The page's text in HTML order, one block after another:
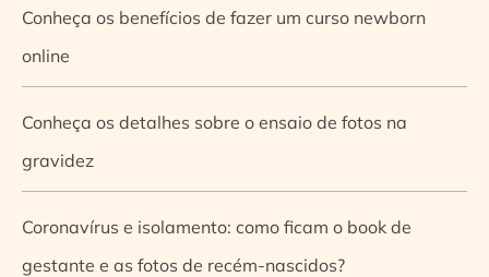
Conheça os benefícios de fazer um curso newborn
online
Conheça os detalhes sobre o ensaio de fotos na
gravidez
Coronavírus e isolamento: como ficam o book de
gestante e as fotos de recém-nascidos?